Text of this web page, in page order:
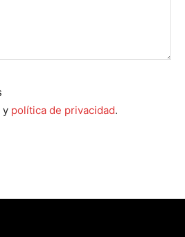
y política de privacidad.